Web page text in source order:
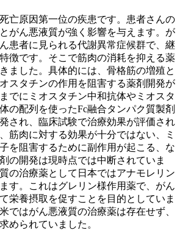
亡原因第一位の疾患です。患者さんの
がん悪液質が強く影響を与えます。が
患者に見られる代謝異常症候群で、継
徴です。そこで筋肉の消耗を抑える薬
ました。具体的には、骨格筋の増殖と
スタチンの作用を阻害する薬剤開発が
でにミオスタチン中和抗体やミオスタ
の配列を使ったFc融合タンパク質製剤
され、臨床試験で治療効果が評価され
筋肉に対する効果が十分ではない、ミ
を阻害するために副作用が起こる、な
の開発は現時点では中断されていま
の治療薬として日本ではアナモレリン
す。これはグレリン様作用薬で、がん
栄養摂取を促すことを目的としていま
ではがん悪液質の治療薬は存在せず、
められていました。